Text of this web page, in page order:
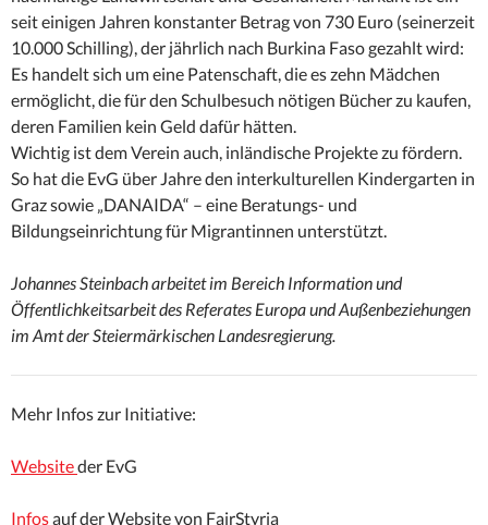
seit einigen Jahren konstanter Betrag von 730 Euro (seinerzeit
10.000 Schilling), der jährlich nach Burkina Faso gezahlt wird:
Es handelt sich um eine Patenschaft, die es zehn Mädchen
ermöglicht, die für den Schulbesuch nötigen Bücher zu kaufen,
deren Familien kein Geld dafür hätten.
Wichtig ist dem Verein auch, inländische Projekte zu fördern.
So hat die EvG über Jahre den interkulturellen Kindergarten in
Graz sowie „DANAIDA“ – eine Beratungs- und
Bildungseinrichtung für Migrantinnen unterstützt.
Johannes Steinbach arbeitet im Bereich Information und
Öffentlichkeitsarbeit des Referates Europa und Außenbeziehungen
im Amt der Steiermärkischen Landesregierung.
Mehr Infos zur Initiative:
Websiteder EvG
Infosauf der Website von FairStyria